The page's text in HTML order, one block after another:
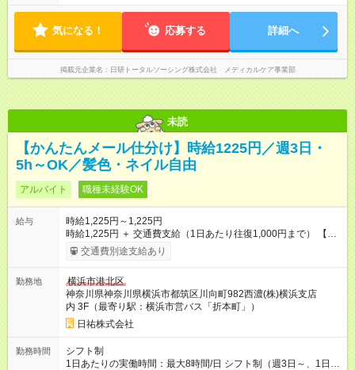
気になる！ 応募する 詳細へ
掲載元企業名 日研トータルソーシング株式会社 メディカルケア事業部
未読
【かんたんメール仕分け】時給1225円／週3日・
5h～OK／髪色・ネイル自由
アルバイト 職種未経験OK
給与
時給1,225円～1,225円
時給1,225円 ＋ 交通費支給（1日あたり往復1,000円まで） 【試
用期間】試用期間なし
交通費別途支給あり
勤務地
横浜市港北区
神奈川県神奈川県横浜市都筑区川向町982西濃(株)横浜支店
内 3F（最寄り駅：横浜市営バス「折本町」）
日祐株式会社
勤務時間
シフト制
1日あたりの実働時間：最大8時間/日 シフト制（週3日～、1日5